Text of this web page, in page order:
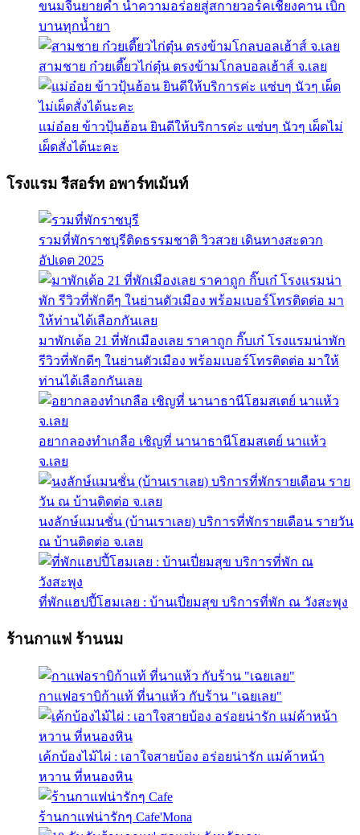
ขนมจีนยายคำ นำความอร่อยสู่สกายวอร์คเชียงคาน เบิก
บานทุกน้ำยา
สามชาย ก๋วยเตี๊ยวไก่ตุ๋น ตรงข้ามโกลบอลเฮ้าส์ จ.เลย
แม่อ๋อย ข้าวปุ้นฮ้อน ยินดีให้บริการค่ะ แซ่บๆ นัวๆ เผ็ดไม่
เผ็ดสั่งได้นะคะ
โรงแรม รีสอร์ท อพาร์ทเม้นท์
รวมที่พักราชบุรีติดธรรมชาติ วิวสวย เดินทางสะดวก
อัปเดต 2025
มาพักเด้อ 21 ที่พักเมืองเลย ราคาถูก กิ๊บเก๋ โรงแรมน่าพัก
รีวิวที่พักดีๆ ในย่านตัวเมือง พร้อมเบอร์โทรติดต่อ มาให้
ท่านได้เลือกกันเลย
อยากลองทำเกลือ เชิญที่ นานาธานีโฮมสเตย์ นาแห้ว
จ.เลย
นงลักษ์แมนชั่น (บ้านเราเลย) บริการที่พักรายเดือน รายวัน
ณ บ้านติดต่อ จ.เลย
ที่พักแฮปปี้โฮมเลย : บ้านเปี่ยมสุข บริการที่พัก ณ วังสะพุง
ร้านกาแฟ ร้านนม
กาแฟอราบิก้าแท้ ที่นาแห้ว กับร้าน "เฉยเลย"
เค้กบ้องไม้ไผ่ : เอาใจสายบ้อง อร่อยน่ารัก แม่ค้าหน้า
หวาน ที่หนองหิน
ร้านกาแฟน่ารักๆ Cafe'Mona